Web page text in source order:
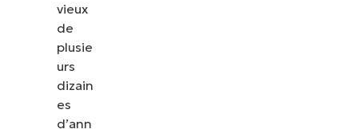
vieux
de
plusie
urs
dizain
es
d’ann